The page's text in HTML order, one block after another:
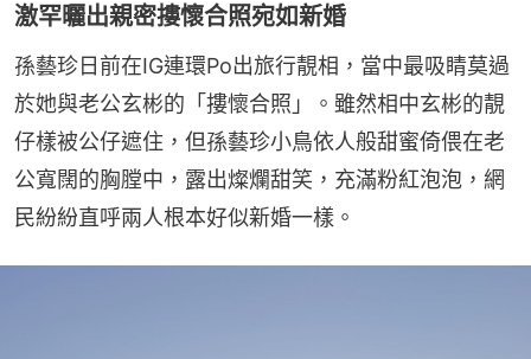
激罕曬出親密摟懷合照宛如新婚
孫藝珍日前在IG連環Po出旅行靚相，當中最吸睛莫過
於她與老公玄彬的「摟懷合照」。雖然相中玄彬的靚
仔樣被公仔遮住，但孫藝珍小鳥依人般甜蜜倚偎在老
公寬闊的胸膛中，露出燦爛甜笑，充滿粉紅泡泡，網
民紛紛直呼兩人根本好似新婚一樣。